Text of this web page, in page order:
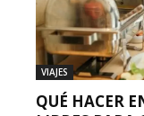
VIAJES
QUÉ HACER